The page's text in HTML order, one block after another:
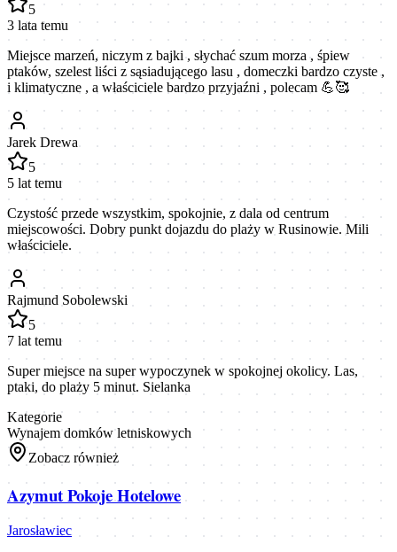
5
3 lata temu
Miejsce marzeń, niczym z bajki , słychać szum morza , śpiew
ptaków, szelest liści z sąsiadującego lasu , domeczki bardzo czyste ,
i klimatyczne , a właściciele bardzo przyjaźni , polecam 💪🥰
Jarek Drewa
5
5 lat temu
Czystość przede wszystkim, spokojnie, z dala od centrum
miejscowości. Dobry punkt dojazdu do plaży w Rusinowie. Mili
właściciele.
Rajmund Sobolewski
5
7 lat temu
Super miejsce na super wypoczynek w spokojnej okolicy. Las,
ptaki, do plaży 5 minut. Sielanka
Kategorie
Wynajem domków letniskowych
Zobacz również
Azymut Pokoje Hotelowe
Jarosławiec